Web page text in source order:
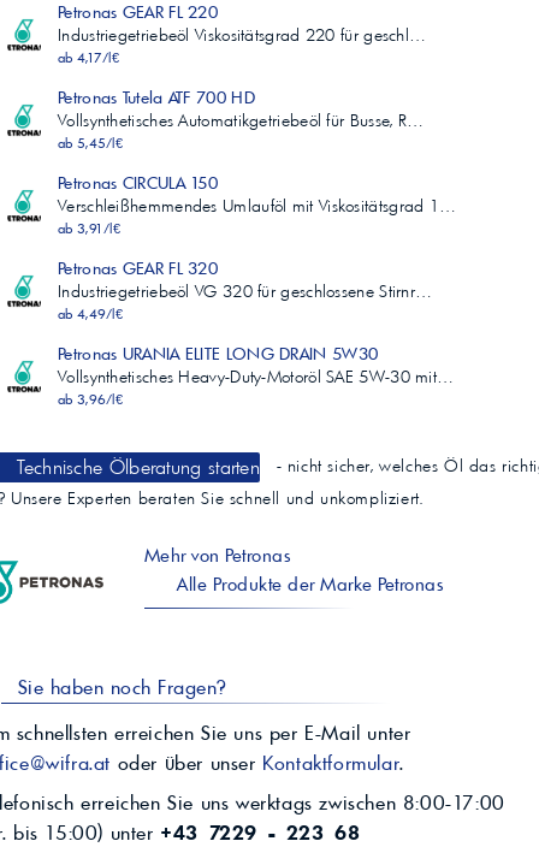
Petronas GEAR FL 220
Industriegetriebeöl Viskositätsgrad 220 für geschl…
ab 4,17/l€
Petronas Tutela ATF 700 HD
Vollsynthetisches Automatikgetriebeöl für Busse, R…
ab 5,45/l€
Petronas CIRCULA 150
Verschleißhemmendes Umlauföl mit Viskositätsgrad 1…
ab 3,91/l€
Petronas GEAR FL 320
Industriegetriebeöl VG 320 für geschlossene Stirnr…
ab 4,49/l€
Petronas URANIA ELITE LONG DRAIN 5W30
Vollsynthetisches Heavy-Duty-Motoröl SAE 5W-30 mit…
ab 3,96/l€
Technische Ölberatung starten
- nicht sicher, welches Öl das
Unsere Experten beraten Sie schnell und unkompliziert.
Mehr von Petronas
Alle Produkte der Marke Petronas
Sie haben noch Fragen?
schnellsten erreichen Sie uns per E-Mail unter
oder über unser Kontaktformular.
erreichen Sie uns werktags zwischen 8:00-17:00
bis 15:00) unter +43 7229 - 223 68